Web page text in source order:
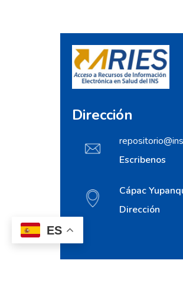
ES
Dirección
Escribenos
Cápac
Dirección